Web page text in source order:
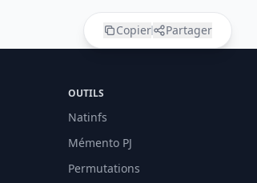
Copier Partager
OUTILS
Natinfs
Mémento PJ
Permutations